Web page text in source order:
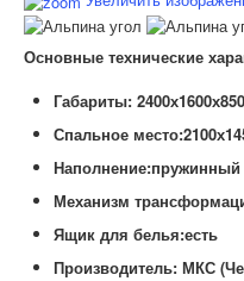
Основные технические
Габариты: 2400х1600х850
Спальное
Наполнение:пружинный
Механизм
Ящик для белья:есть
Производитель: МКС